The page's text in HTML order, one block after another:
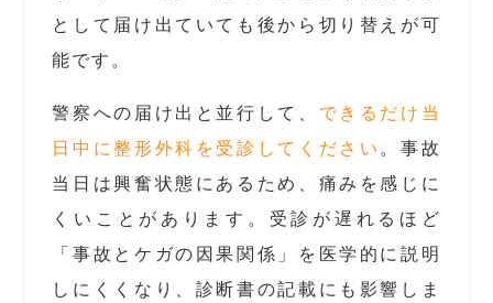
として届け出ていても後から切り替えが可
能です。
警察への届け出と並行して、 できるだけ当
日中に整形外科を受診してください 。事故
当日は興奮状態にあるため、痛みを感じに
くいことがあります。受診が遅れるほど
「事故とケガの因果関係」を医学的に説明
しにくくなり、診断書の記載にも影響しま